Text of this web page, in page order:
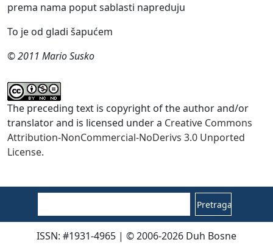
prema nama poput sablasti napreduju
To je od gladi šapućem
© 2011 Mario Susko
The preceding text is copyright of the author and/or
translator and is licensed under a Creative Commons
Attribution-NonCommercial-NoDerivs 3.0 Unported
License.
Pretraga
ISSN: #1931-4965 | © 2006-2026 Duh Bosne